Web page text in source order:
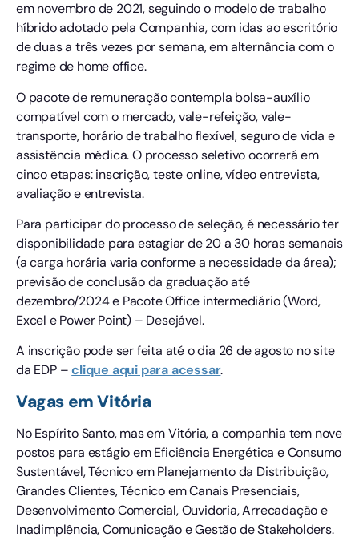
em novembro de 2021, seguindo o modelo de trabalho
híbrido adotado pela Companhia, com idas ao escritório
de duas a três vezes por semana, em alternância com o
regime de home office.
O pacote de remuneração contempla bolsa-auxílio
compatível com o mercado, vale-refeição, vale-
transporte, horário de trabalho flexível, seguro de vida e
assistência médica. O processo seletivo ocorrerá em
cinco etapas: inscrição, teste online, vídeo entrevista,
avaliação e entrevista.
Para participar do processo de seleção, é necessário ter
disponibilidade para estagiar de 20 a 30 horas semanais
(a carga horária varia conforme a necessidade da área);
previsão de conclusão da graduação até
dezembro/2024 e Pacote Office intermediário (Word,
Excel e Power Point) – Desejável.
A inscrição pode ser feita até o dia 26 de agosto no site
da EDP –clique aqui para acessar.
Vagas em Vitória
No Espírito Santo, mas em Vitória, a companhia tem nove
postos para estágio em Eficiência Energética e Consumo
Sustentável, Técnico em Planejamento da Distribuição,
Grandes Clientes, Técnico em Canais Presenciais,
Desenvolvimento Comercial, Ouvidoria, Arrecadação e
Inadimplência, Comunicação e Gestão de Stakeholders.